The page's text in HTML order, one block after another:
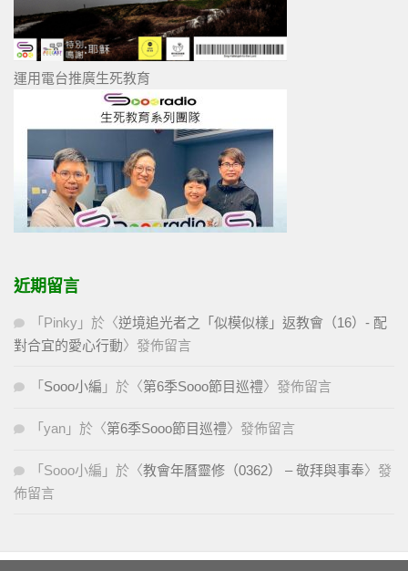
運用電台推廣生死教育
近期留言
「 Pinky 」於〈逆境追光者之「似模似樣」返教會（16）- 配
對合宜的愛心行動〉發佈留言
「 Sooo小編 」於〈第6季Sooo節目巡禮〉發佈留言
「 yan 」於〈第6季Sooo節目巡禮〉發佈留言
「 Sooo小編 」於〈教會年曆靈修（0362） – 敬拜與事奉〉發
佈留言